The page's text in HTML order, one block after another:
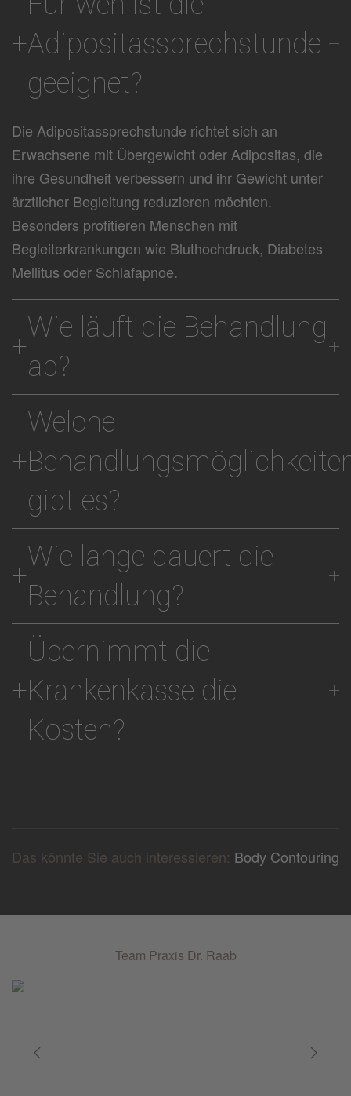
Adipositassprechstunde
geeignet?
Die Adipositassprechstunde richtet sich an
Erwachsene mit Übergewicht oder Adipositas, die
ihre Gesundheit verbessern und ihr Gewicht unter
ärztlicher Begleitung reduzieren möchten.
Besonders profitieren Menschen mit
Begleiterkrankungen wie Bluthochdruck, Diabetes
Mellitus oder Schlafapnoe.
Wie läuft die Behandlung
ab?
Welche
gibt es?
Wie lange dauert die
Behandlung?
Übernimmt die
Krankenkasse die
Kosten?
Das könnte Sie auch interessieren: Body Contouring
Team Praxis Dr. Raab